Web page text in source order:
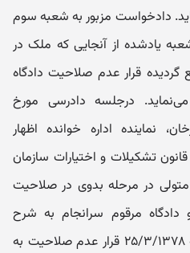
دادخواست مزبور به شعبه سوم
یادشده از آنجایی که ملک در
قرار عدم صلاحیت دادگاه
درجلسه دادرسی مورخ
زبرخان، نماینده اداره خوانده اظهار
می‌نماید که مطابق مواد ۴ و ۷ قانون تشکیلات و اختیارات سازمان
تشخیص متولی در مرحله بدوی در صلاحیت
دادگاه مرقوم سرانجام به شرح
دادنامه شماره ۱۶۳/۵۶۴ مورخه ۲۵/۳/۱۳۷۸ قرار عدم صلاحیت به